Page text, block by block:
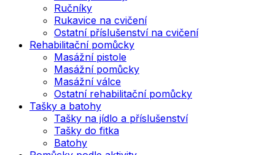
Ručníky
Rukavice na cvičení
Ostatní příslušenství na cvičení
Rehabilitační pomůcky
Masážní pistole
Masážní pomůcky
Masážní válce
Ostatní rehabilitační pomůcky
Tašky a batohy
Tašky na jídlo a příslušenství
Tašky do fitka
Batohy